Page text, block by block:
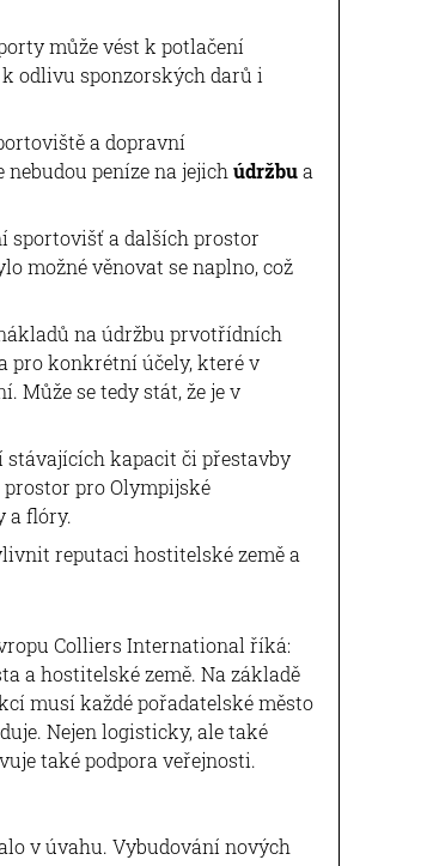
může vést k potlačení
odlivu sponzorských darů i
a dopravní
nebudou peníze na jejich údržbua
sportovišť a dalších prostor
možné věnovat se naplno, což
na údržbu prvotřídních
pro konkrétní účely, které v
Může se tedy stát, že je v
kapacit či přestavby
pro Olympijské
a flóry.
reputaci hostitelské země a
Colliers International říká:
a hostitelské země. Na základě
musí každé pořadatelské město
Nejen logisticky, ale také
také podpora veřejnosti.
v úvahu. Vybudování nových